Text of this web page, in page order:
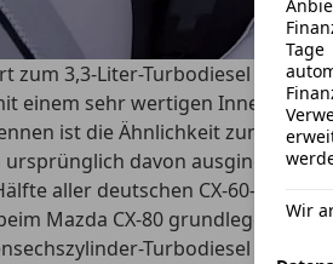
Wir
zum 3,3-Liter-Turbodiesel
einem sehr wertigen Innenraum
ist die Ähnlichkeit zum
davon ausging, dass
aller deutschen CX-60-
Mazda CX-80 grundlegend
Turbodiesel